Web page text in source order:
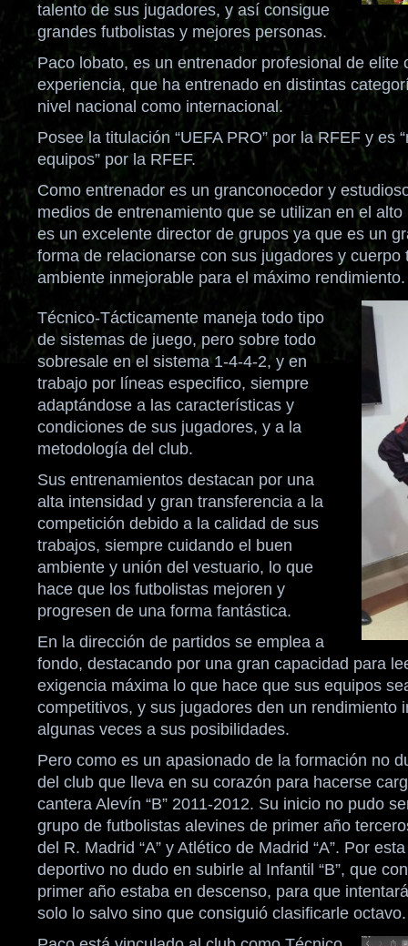
talento de sus jugadores, y así consigue
grandes futbolistas y mejores personas.
Paco lobato, es un entrenador profesional de elite
experiencia, que ha entrenado en distintas
nivel nacional como internacional.
Posee la titulación “UEFA PRO” por la RFEF y es
equipos” por la RFEF.
Como entrenador es un granconocedor y
medios de entrenamiento que se utilizan en el
es un excelente director de grupos ya que es un
forma de relacionarse con sus jugadores y cuerpo
ambiente inmejorable para el máximo rendimiento.
Técnico-Tácticamente maneja todo tipo
de sistemas de juego, pero sobre todo
sobresale en el sistema 1-4-4-2, y en
trabajo por líneas especifico, siempre
adaptándose a las características y
condiciones de sus jugadores, y a la
metodología del club.
Sus entrenamientos destacan por una
alta intensidad y gran transferencia a la
competición debido a la calidad de sus
trabajos, siempre cuidando el buen
ambiente y unión del vestuario, lo que
hace que los futbolistas mejoren y
progresen de una forma fantástica.
En la dirección de partidos se emplea a
fondo, destacando por una gran capacidad para
exigencia máxima lo que hace que sus equipos
competitivos, y sus jugadores den un rendimiento
algunas veces a sus posibilidades.
Pero como es un apasionado de la formación no
del club que lleva en su corazón para hacerse
cantera Alevín “B” 2011-2012. Su inicio no pudo
grupo de futbolistas alevines de primer año
del R. Madrid “A” y Atlético de Madrid “A”. Por
deportivo no dudo en subirle al Infantil “B”, que
primer año estaba en descenso, para que
solo lo salvo sino que consiguió clasificarle octavo.